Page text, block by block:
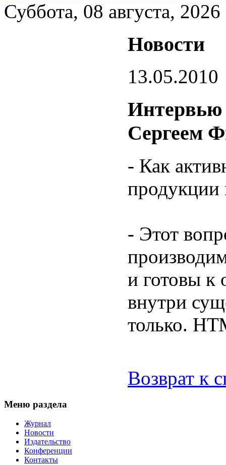
Суббота, 08 августа, 2026
Новости
13.05.2010
Сергеем
- Как
продукции
- Этот
и готовы к
внутри
только.
Возврат к
Меню раздела
Журнал
Новости
Издательство
Конференции
Контакты